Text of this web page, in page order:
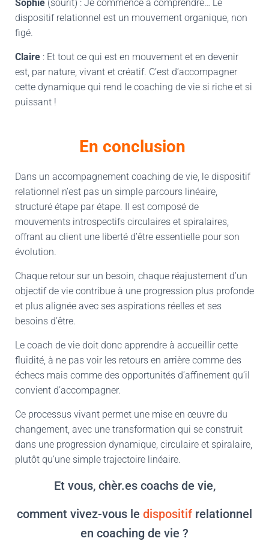
Sophie (sourit) : Je commence à comprendre… Le
dispositif relationnel est un mouvement organique, non
figé.
Claire : Et tout ce qui est en mouvement et en devenir
est, par nature, vivant et créatif. C’est d’accompagner
cette dynamique qui rend le coaching de vie si riche et si
puissant !
En conclusion
Dans un accompagnement coaching de vie, le dispositif
relationnel n’est pas un simple parcours linéaire,
structuré étape par étape. Il est composé de
mouvements introspectifs circulaires et spiralaires,
offrant au client une liberté d’être essentielle pour son
évolution.
Chaque retour sur un besoin, chaque réajustement d’un
objectif de vie contribue à une progression plus profonde
et plus alignée avec ses aspirations réelles et ses
besoins d’être.
Le coach de vie doit donc apprendre à accueillir cette
fluidité, à ne pas voir les retours en arrière comme des
échecs mais comme des opportunités d’affinement qu’il
convient d’accompagner.
Ce processus vivant permet une mise en œuvre du
changement, avec une transformation qui se construit
dans une progression dynamique, circulaire et spiralaire,
plutôt qu’une simple trajectoire linéaire.
Et vous, chèr.es coachs de vie,
comment vivez-vous le dispositif relationnel
en coaching de vie ?